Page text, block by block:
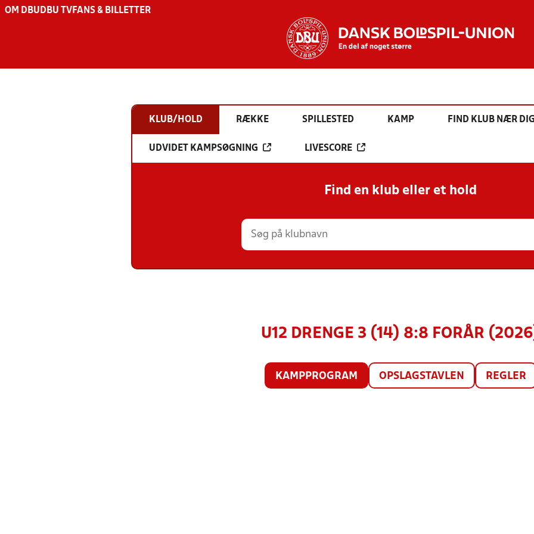
OM DBU DBU TV FANS & BILLETTER
KLUB/HOLD RÆKKE SPILLESTED KAMP FIND KLUB NÆR
UDVIDET KAMPSØGNING LIVESCORE
Find en klub eller et hold
U12 DRENGE 3 (14) 8:8 FORÅR
KAMPPROGRAM OPSLAGSTAVLEN REGLER